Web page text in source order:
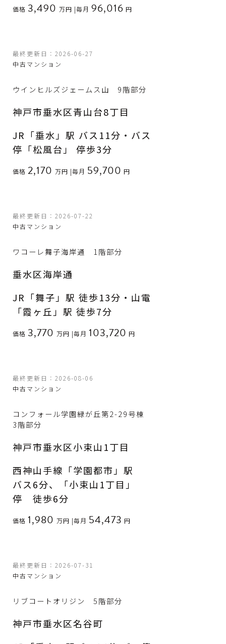
価格 3,490 万円 |毎月 96,016 円
最終更新日：2026-06-27
中古マンション
ウインヒルズジェームス山 9階部分
神戸市垂水区青山台8丁目
JR「垂水」駅 バス11分・バス
停「松風台」 停歩3分
価格 2,170 万円 |毎月 59,700 円
最終更新日：2026-07-22
中古マンション
ワコーレ舞子海岸通 1階部分
垂水区海岸通
JR「舞子」駅 徒歩13分・山電
「霞ヶ丘」駅 徒歩7分
価格 3,770 万円 |毎月 103,720 円
最終更新日：2026-08-06
中古マンション
コンフォール学園緑が丘第2-29号棟
3階部分
神戸市垂水区小束山1丁目
西神山手線「学園都市」駅
バス6分、「小束山1丁目」
停 徒歩6分
価格 1,980 万円 |毎月 54,473 円
最終更新日：2026-07-31
中古マンション
リブコートオリジン 5階部分
神戸市垂水区名谷町